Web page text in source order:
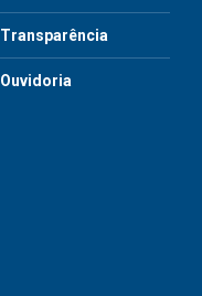
Transparência
Ouvidoria